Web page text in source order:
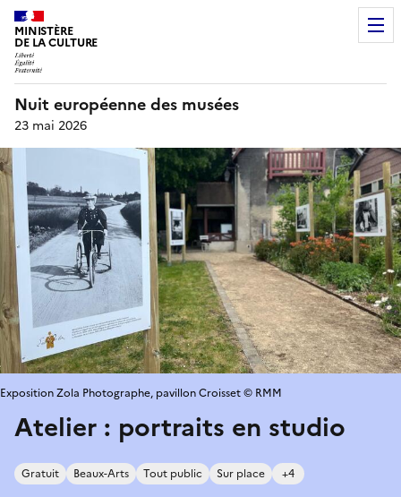
MINISTÈRE
DE LA CULTURE
Nuit européenne des musées
23 mai 2026
Atelier : portraits en studio
Gratuit Beaux-Arts Tout public Sur place +4
Exposition Zola Photographe, pavillon Croisset © RMM